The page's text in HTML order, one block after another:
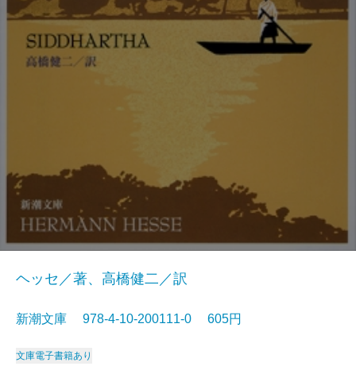
ヘッセ／著、高橋健二／訳
新潮文庫 978-4-10-200111-0 605円
文庫電子書籍あり